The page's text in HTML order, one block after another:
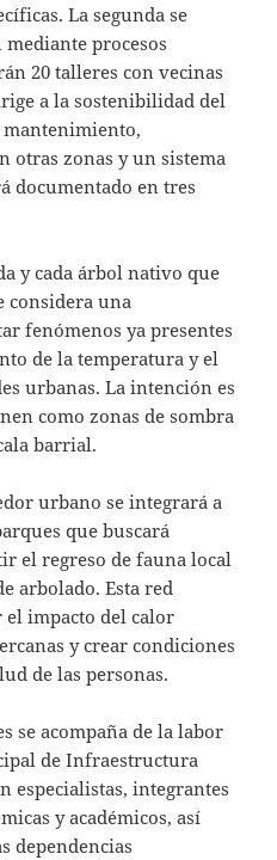
La segunda se
procesos
20 talleres con vecinas
a la sostenibilidad del
mantenimiento,
otras zonas y un sistema
documentado en tres
y cada árbol nativo que
considera una
fenómenos ya presentes
de la temperatura y el
urbanas. La intención es
como zonas de sombra
barrial.
urbano se integrará a
que buscará
el regreso de fauna local
arbolado. Esta red
impacto del calor
y crear condiciones
de las personas.
se acompaña de la labor
de Infraestructura
especialistas, integrantes
y académicos, así
dependencias